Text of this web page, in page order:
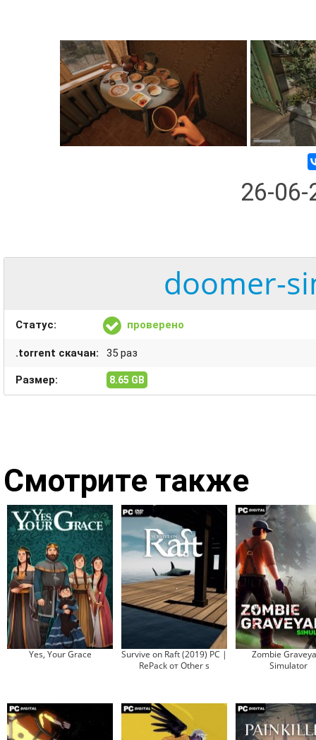
26-
doomer-
Статус: проверено
.torrent скачан: 35 раз
Размер: 8.65 GB
Смотрите также
Yes, Your Grace
Survive on Raft (2019) PC |
RePack от Other s
Zombie
Simulator